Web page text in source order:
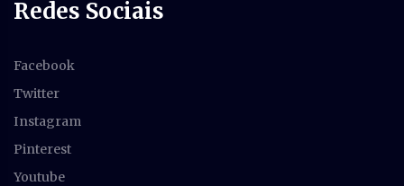
Redes Sociais
Facebook
Twitter
Instagram
Pinterest
Youtube